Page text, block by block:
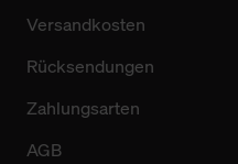
Versandkosten
Rücksendungen
Zahlungsarten
AGB